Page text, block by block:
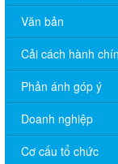
Văn bản
Cải cách hành
Phản ánh góp ý
Doanh nghiệp
Cơ cấu tổ chức